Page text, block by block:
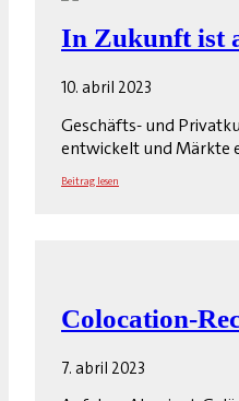
In Zukunft ist
10. abril 2023
Geschäfts- und
entwickelt und Märkte
Beitrag lesen
Colocation-
7. abril 2023